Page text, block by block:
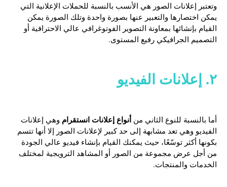
وتعتبر إعلانات الصور هي الأنسب بالنسبة للحملات الإعلانية التي
يمكن اختصارها والتعبير عنها بصورة واحدة وتلك الصورة يمكن
القيام بإنشائها بمعاونة التصوير الفوتوغرافي عالي الاحترافية أو
التصميم الجرافيكي رفيع المستوى.
أما بالنسبة للنوع الثاني منأنواع إعلانات انستقراموهي إعلانات
الفيديو وهي تعد مشابهة إلى حد كبير لإعلانات الصور إلا أنها تتسم
بكونها أكثر توسّعًا، حيث يمكنك القيام بإنشاء فيديو عالي الجودة
من أجل عرض مجموعة من الصور أو المشاهد الترويجية لمختلف
الخدمات والمنتجات.